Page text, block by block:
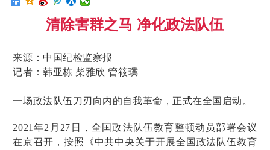
清除害群之马 净化政法队伍
来源：中国纪检监察报
记者：韩亚栋 柴雅欣 管筱璞
一场政法队伍刀刃向内的自我革命，正式在全国启动。
2021年2月27日，全国政法队伍教育整顿动员部署会议
在京召开，按照《中共中央关于开展全国政法队伍教育